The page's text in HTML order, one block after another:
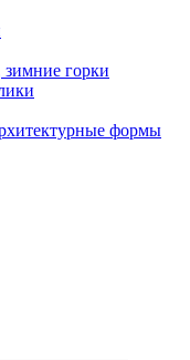
горки
формы